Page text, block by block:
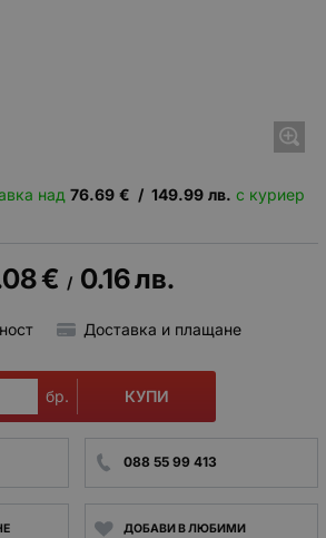
над 76.69 € / 149.99 лв. с куриер
€ / 0.16лв.
Доставка и плащане
бр. КУПИ
088 55 99 413
ДОБАВИ В ЛЮБИМИ